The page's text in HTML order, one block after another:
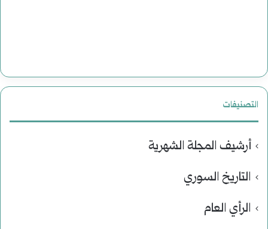
التصنيفات
أرشيف المجلة الشهرية
التاريخ السوري
الرأي العام